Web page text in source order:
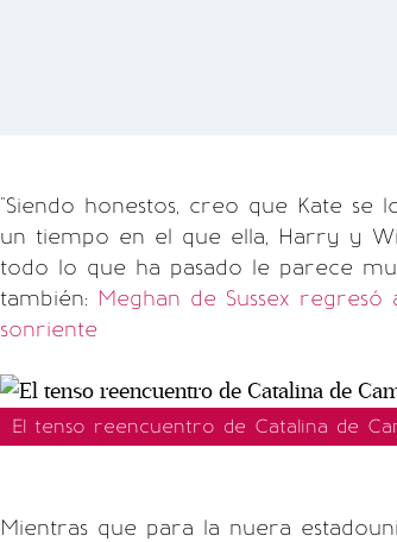
"Siendo honestos, creo que Kate
un tiempo en el que ella, Harry y
todo lo que ha pasado le parece
también: Meghan de Sussex
sonriente
El tenso reencuentro de Catalina de
Mientras que para la nuera